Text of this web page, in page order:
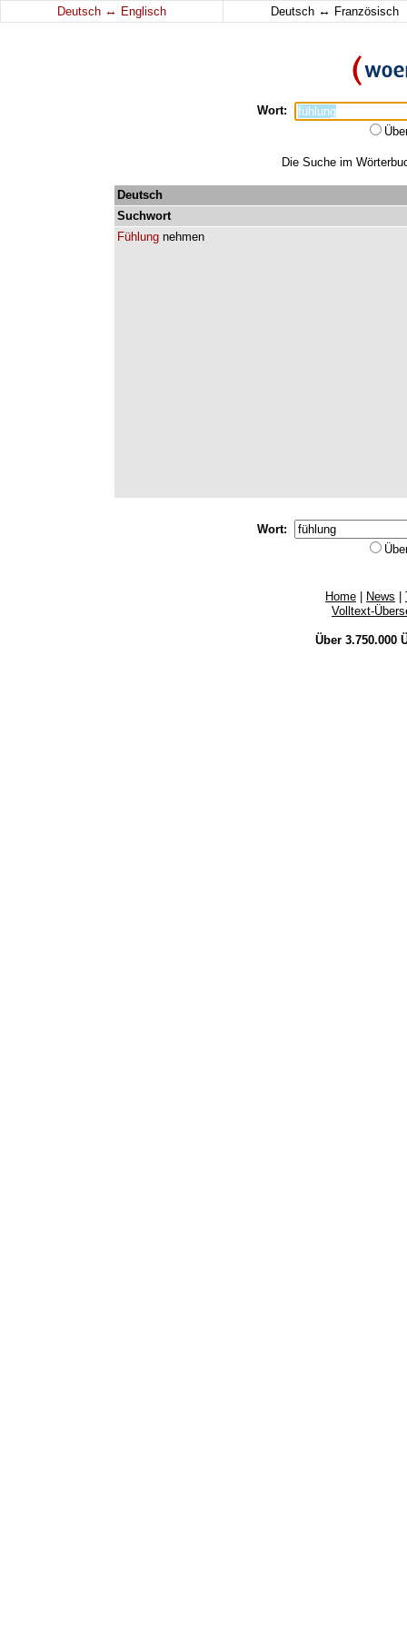
Deutsch ↔ Englisch Deutsch ↔ Französisch
Wort:
Die Suche im
Deutsch
Suchwort
Fühlung nehmen
Wort:
Home News
Volltext-
Über 3.750.000